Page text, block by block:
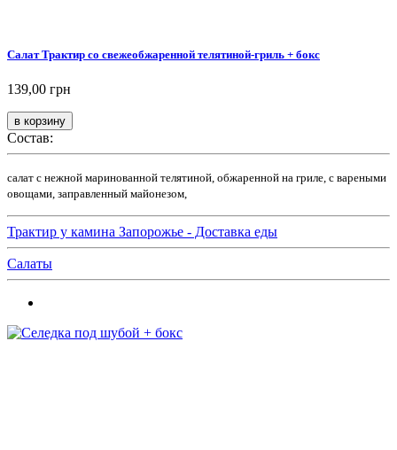
Салат Трактир со свежеобжаренной телятиной-гриль + бокс
139,00 грн
Состав:
салат с нежной маринованной телятиной, обжаренной на гриле, с вареными
овощами, заправленный майонезом,
Трактир у камина Запорожье - Доставка еды
Салаты